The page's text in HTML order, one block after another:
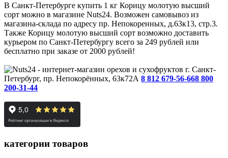
В Санкт-Петербурге купить 1 кг Корицу молотую высший
сорт можно в магазине Nuts24. Возможен самовывоз из
магазина-склада по адресу пр. Непокоренных, д.63к13, стр.3.
Также Корицу молотую высший сорт возможно доставить
курьером по Санкт-Петербургу всего за 249 рублей или
бесплатно при заказе от 2000 рублей!
г. Санкт-
Петербург, пр. Непокорённых, 63к72А 8 812 679-56-668 800
200-31-44
категории товаров